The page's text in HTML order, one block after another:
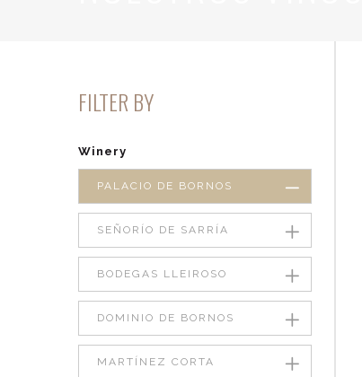
FILTER BY
Winery
PALACIO DE BORNOS
SEÑORÍO DE SARRÍA
BODEGAS LLEIROSO
DOMINIO DE BORNOS
MARTÍNEZ CORTA